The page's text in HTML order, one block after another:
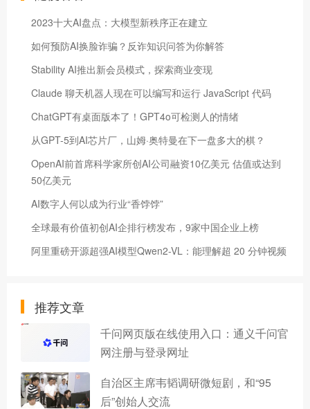
2023十大AI盘点：大模型新秩序正在建立
如何预防AI换脸诈骗？反诈知识问答为你解答
Stability AI推出新会员模式，探索商业变现
Claude 聊天机器人现在可以编写和运行 JavaScript 代码
ChatGPT有桌面版本了！GPT4o可检测人的情绪
从GPT-5到AI芯片厂，山姆·奥特曼在下一盘多大的棋？
OpenAI前首席科学家所创AI公司融资10亿美元 估值或达到
50亿美元
AI数字人何以成为行业“香饽饽”
全球最有价值初创AI企排行榜发布，9家中国企业上榜
阿里重磅开源超强AI模型Qwen2-VL：能理解超 20 分钟视频
推荐文章
千问网页版在线使用入口：通义千问官
网注册与登录网址
自治区主席韦韬调研微短剧，和“95
后”创始人交流